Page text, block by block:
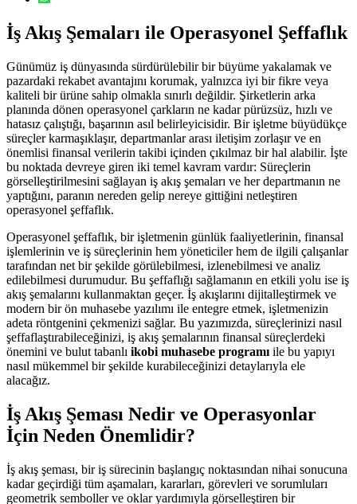
İş Akış Şemaları ile Operasyonel Şeffaflık
Günümüz iş dünyasında sürdürülebilir bir büyüme yakalamak ve
pazardaki rekabet avantajını korumak, yalnızca iyi bir fikre veya
kaliteli bir ürüne sahip olmakla sınırlı değildir. Şirketlerin arka
planında dönen operasyonel çarkların ne kadar pürüzsüz, hızlı ve
hatasız çalıştığı, başarının asıl belirleyicisidir. Bir işletme büyüdükçe
süreçler karmaşıklaşır, departmanlar arası iletişim zorlaşır ve en
önemlisi finansal verilerin takibi içinden çıkılmaz bir hal alabilir. İşte
bu noktada devreye giren iki temel kavram vardır: Süreçlerin
görselleştirilmesini sağlayan iş akış şemaları ve her departmanın ne
yaptığını, paranın nereden gelip nereye gittiğini netleştiren
operasyonel şeffaflık.
Operasyonel şeffaflık, bir işletmenin günlük faaliyetlerinin, finansal
işlemlerinin ve iş süreçlerinin hem yöneticiler hem de ilgili çalışanlar
tarafından net bir şekilde görülebilmesi, izlenebilmesi ve analiz
edilebilmesi durumudur. Bu şeffaflığı sağlamanın en etkili yolu ise iş
akış şemalarını kullanmaktan geçer. İş akışlarını dijitalleştirmek ve
modern bir ön muhasebe yazılımı ile entegre etmek, işletmenizin
adeta röntgenini çekmenizi sağlar. Bu yazımızda, süreçlerinizi nasıl
şeffaflaştırabileceğinizi, iş akış şemalarının finansal süreçlerdeki
önemini ve bulut tabanlı ikobi muhasebe programı ile bu yapıyı
nasıl mükemmel bir şekilde kurabileceğinizi detaylarıyla ele
alacağız.
İş Akış Şeması Nedir ve Operasyonlar
İçin Neden Önemlidir?
İş akış şeması, bir iş sürecinin başlangıç noktasından nihai sonucuna
kadar geçirdiği tüm aşamaları, kararları, görevleri ve sorumluları
geometrik semboller ve oklar yardımıyla görselleştiren bir